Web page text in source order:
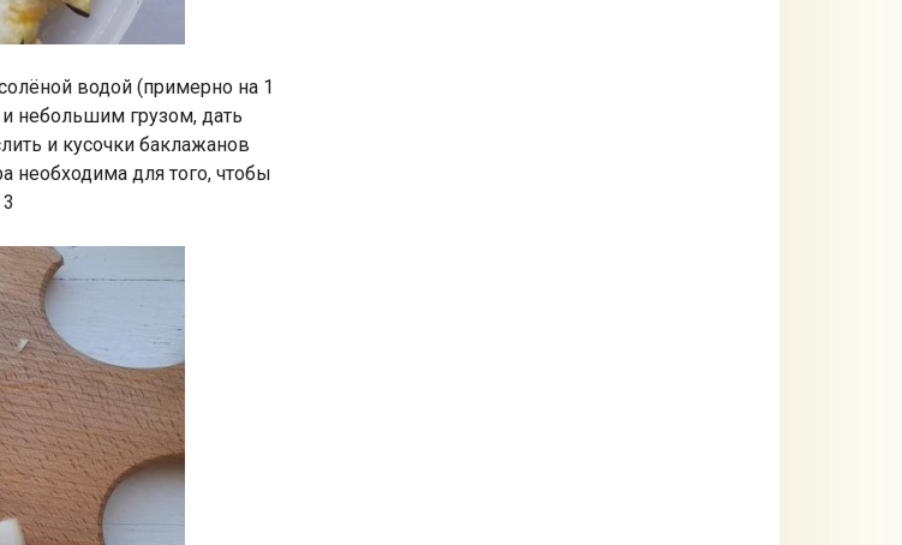
водой (примерно на 1
небольшим грузом, дать
и кусочки баклажанов
необходима для того, чтобы